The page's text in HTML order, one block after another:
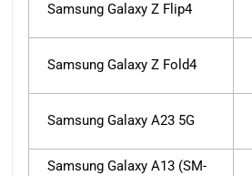
Samsung Galaxy Z Flip4
Samsung Galaxy Z Fold4
Samsung Galaxy A23 5G
Samsung Galaxy A13 (SM-